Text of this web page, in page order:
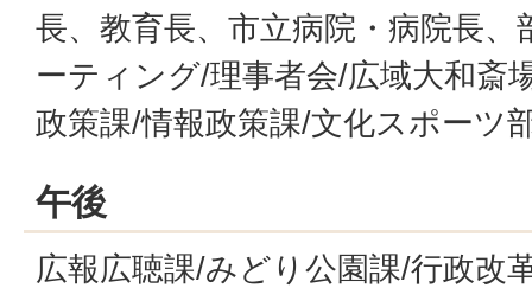
長、教育長、市立病院・病院長
ーティング/理事者会/広域大和斎
政策課/情報政策課/文化スポーツ
午後
広報広聴課/みどり公園課/行政改